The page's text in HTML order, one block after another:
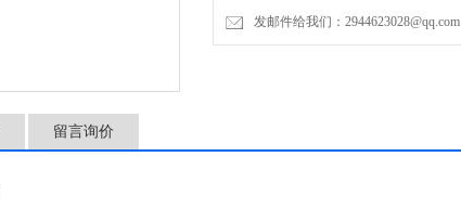
发邮件给我们：2944623028@qq.com
留言询价